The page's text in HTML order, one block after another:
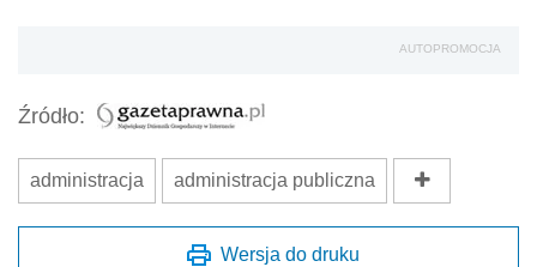
AUTOPROMOCJA
Źródło:
administracja administracja publiczna
Wersja do druku